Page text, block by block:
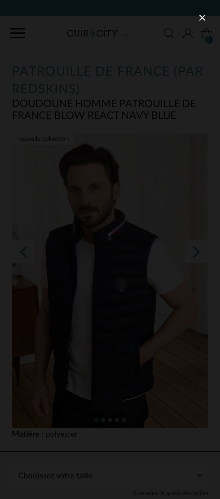
PATROUILLE DE FRANCE (PAR
REDSKINS)
DOUDOUNE HOMME PATROUILLE DE
FRANCE BLOW REACT NAVY BLUE
nouvelle collection
Matière : polyester
Consulter le guide des tailles